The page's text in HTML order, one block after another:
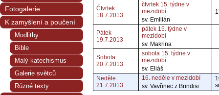
Čtvrtek
18.7.2013
čtvrtek 15. týdne v
mezidobí
sv. Emilián
Pátek
19.7.2013
pátek 15. týdne v
mezidobí
sv. Makrina
Sobota
20.7.2013
sobota 15. týdne v
mezidobí
sv. Eliáš
Neděle
21.7.2013
16. neděle v mezidobí
sv. Vavřinec z Brindisi
Fotogalerie
K zamyšlení a poučení
Modlitby
Bible
Malý katechismus
Galerie světců
Různé texty